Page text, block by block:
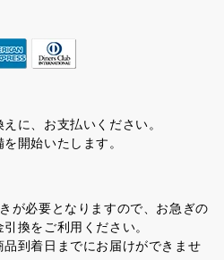
に、お支払いください。
開始いたします。
が必要となりますので、お急ぎの
換をご利用ください。
到着日までにお届けができませ